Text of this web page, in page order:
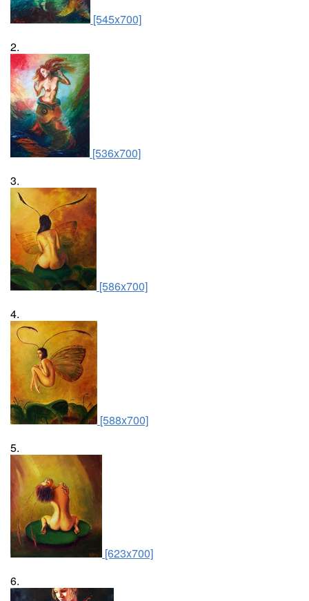
[545x700]
2.
[536x700]
3.
[586x700]
4.
[588x700]
5.
[623x700]
6.